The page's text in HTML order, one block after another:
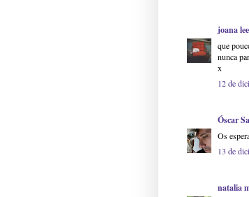
joana lee
que
nunca
x
12 de
Óscar
Os
13 de
natalia